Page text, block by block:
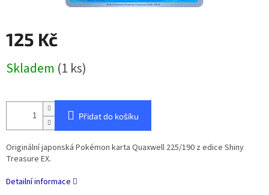
125 Kč
cena:
Skladem (1 ks)
Přidat do košíku
Originální japonská Pokémon karta Quaxwell 225/190 z edice Shiny
Treasure EX.
Detailní informace